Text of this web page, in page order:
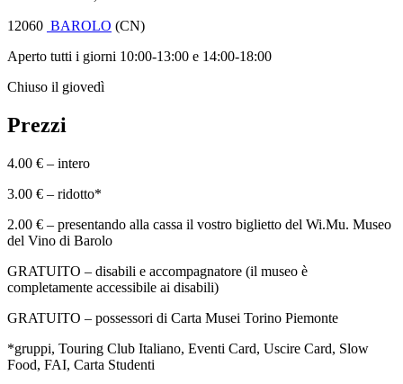
12060 BAROLO (CN)
Aperto tutti i giorni 10:00-13:00 e 14:00-18:00
Chiuso il giovedì
Prezzi
4.00 € – intero
3.00 € – ridotto*
2.00 € – presentando alla cassa il vostro biglietto del Wi.Mu. Museo
del Vino di Barolo
GRATUITO – disabili e accompagnatore (il museo è
completamente accessibile ai disabili)
GRATUITO – possessori di Carta Musei Torino Piemonte
*gruppi, Touring Club Italiano, Eventi Card, Uscire Card, Slow
Food, FAI, Carta Studenti